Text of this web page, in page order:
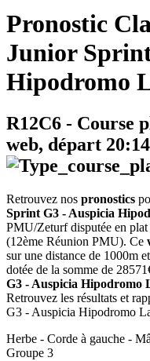
Pronostic
Junior
Hipodromo
R12C6 - Course
web, départ 20:14
Retrouvez nos pronostics
Sprint G3 - Auspicia
PMU/Zeturf disputée en
(12ème Réunion PMU). Ce
sur une distance de 1000m
dotée de la somme de
G3 - Auspicia Hipodromo
Retrouvez les résultats et
G3 - Auspicia Hipodromo
Herbe - Corde à gauche -
Groupe 3